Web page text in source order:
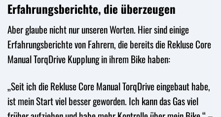
Erfahrungsberichte, die überzeugen
Aber glaube nicht nur unseren Worten. Hier sind einige
Erfahrungsberichte von Fahrern, die bereits die Rekluse Core
Manual TorqDrive Kupplung in ihrem Bike haben:
„Seit ich die Rekluse Core Manual TorqDrive eingebaut habe,
ist mein Start viel besser geworden. Ich kann das Gas viel